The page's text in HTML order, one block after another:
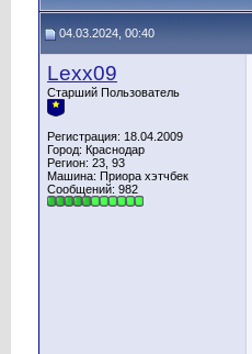
04.03.2024, 00:40
Lexx09
Старший Пользователь
Регистрация: 18.04.2009
Город: Краснодар
Регион: 23, 93
Машина: Приора хэтчбек
Сообщений: 982